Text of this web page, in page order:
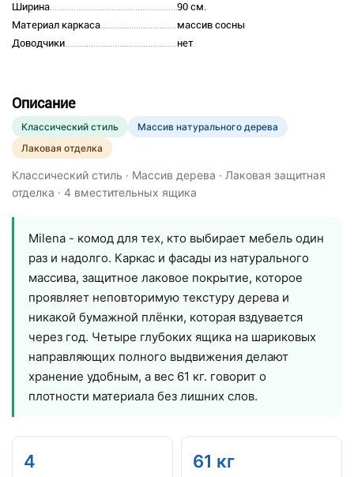
Ширина
90 см.
Материал каркаса
массив сосны
Доводчики
нет
Описание
Классический стиль
Массив натурального дерева
Лаковая отделка
Классический стиль · Массив дерева · Лаковая защитная
отделка · 4 вместительных ящика
Milena - комод для тех, кто выбирает мебель один
раз и надолго. Каркас и фасады из натурального
массива, защитное лаковое покрытие, которое
проявляет неповторимую текстуру дерева и
никакой бумажной плёнки, которая вздувается
через год. Четыре глубоких ящика на шариковых
направляющих полного выдвижения делают
хранение удобным, а вес 61 кг. говорит о
плотности материала без лишних слов.
4 61 кг